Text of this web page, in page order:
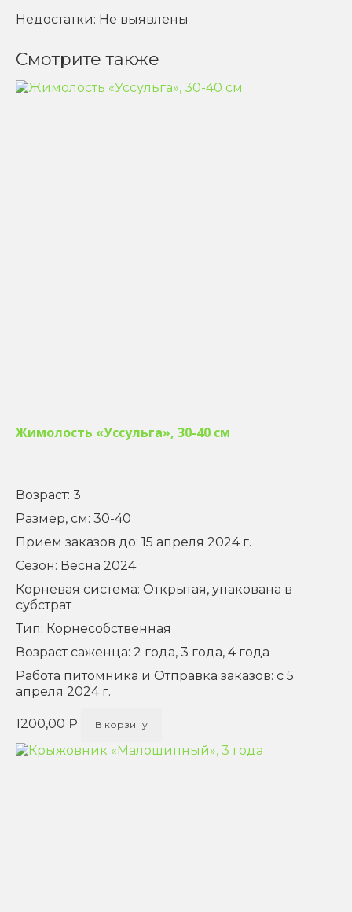
Недостатки: Не выявлены
Смотрите также
Жимолость «Уссульга», 30-40 см
Возраст: 3
Размер, см: 30-40
Прием заказов до: 15 апреля 2024 г.
Сезон: Весна 2024
Корневая система: Открытая, упакована в
субстрат
Тип: Корнесобственная
Возраст саженца: 2 года, 3 года, 4 года
Работа питомника и Отправка заказов: с 5
апреля 2024 г.
1200,00 ₽ В корзину